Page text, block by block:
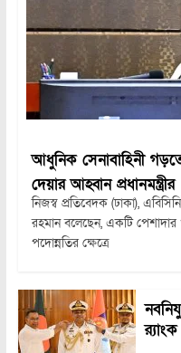
আধুনিক সেনাবাহিনী
দেয়ার আহ্বান প্রধানমন্ত্রীর
নিজস্ব প্রতিবেদক (ঢাকা),
রহমান বলেছেন, একটি
পদোন্নতির ক্ষেত্রে